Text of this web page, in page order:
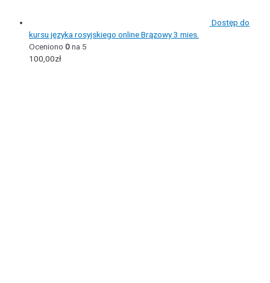
Dostęp do
kursu języka rosyjskiego online Brązowy 3 mies.
Oceniono 0na 5
100,00zł